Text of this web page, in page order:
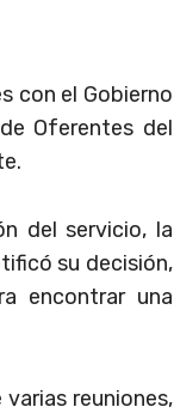
con el Gobierno
Oferentes del
del servicio, la
su decisión,
encontrar una
reuniones,